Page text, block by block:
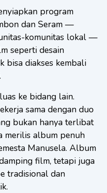
program
dan Seram —
komunitas lokal —
seperti desain
bisa diakses kembali
ke bidang lain.
sama dengan duo
bukan hanya terlibat
merilis album penuh
Manusela. Album
film, tetapi juga
tradisional dan